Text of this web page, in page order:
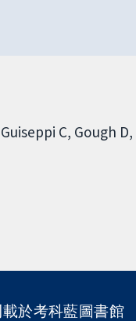
C Gough D
於考科藍圖書館